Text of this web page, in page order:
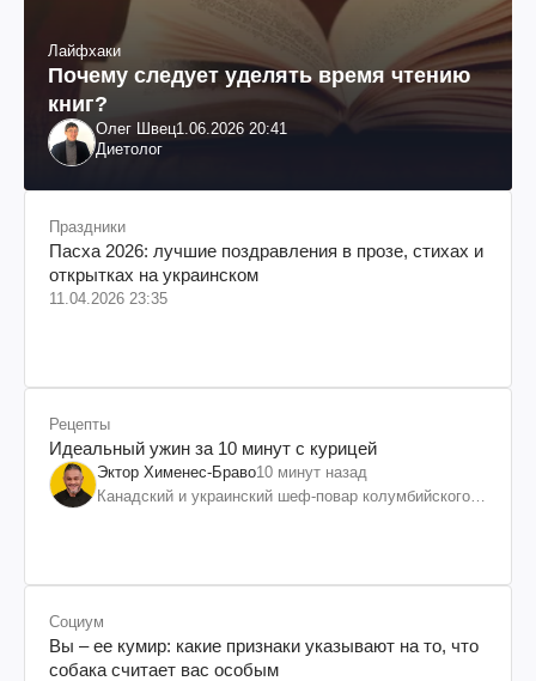
Лайфхаки
Почему следует уделять время чтению
книг?
Олег Швец1.06.2026 20:41
Диетолог
Праздники
Пасха 2026: лучшие поздравления в прозе, стихах и
открытках на украинском
11.04.2026 23:35
Рецепты
Идеальный ужин за 10 минут с курицей
Эктор Хименес-Браво10 минут назад
Канадский и украинский шеф-повар колумбийского
Социум
Вы – ее кумир: какие признаки указывают на то, что
собака считает вас особым